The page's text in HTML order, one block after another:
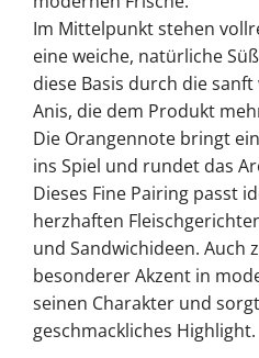
Im Mittelpunkt stehen
eine weiche, natürliche
diese Basis durch die
Anis, die dem Produkt
Die Orangennote bringt
ins Spiel und rundet das
Dieses Fine Pairing passt
herzhaften
und Sandwichideen. Auch
besonderer Akzent in
seinen Charakter und
geschmackliches Highlight.